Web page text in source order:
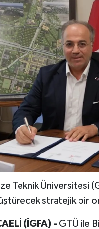
Teknik Üniversitesi
stratejik bir
(İGFA) - GTÜ ile